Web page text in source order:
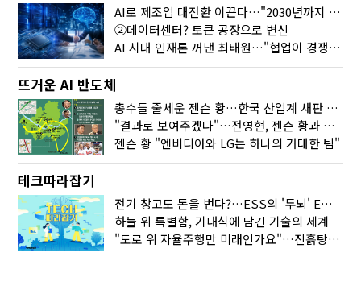
AI로 제조업 대전환 이끈다…"2030년까지 민관합동 20조 투자"
②데이터센터? 토큰 공장으로 변신
AI 시대 인재론 꺼낸 최태원…"협업이 경쟁력"
뜨거운 AI 반도체
총수들 줄세운 젠슨 황…한국 산업계 새판 짰다
"결과로 보여주겠다"…전영현, 젠슨 황과 HBM5 논의
젠슨 황 "엔비디아와 LG는 하나의 거대한 팀"
테크따라잡기
전기 창고도 돈을 번다?…ESS의 '두뇌' EMO가 뭐길래
하늘 위 특별함, 기내식에 담긴 기술의 세계
"도로 위 자율주행만 미래인가요"…진흙탕서 길 내는 HD현대 AI 기술